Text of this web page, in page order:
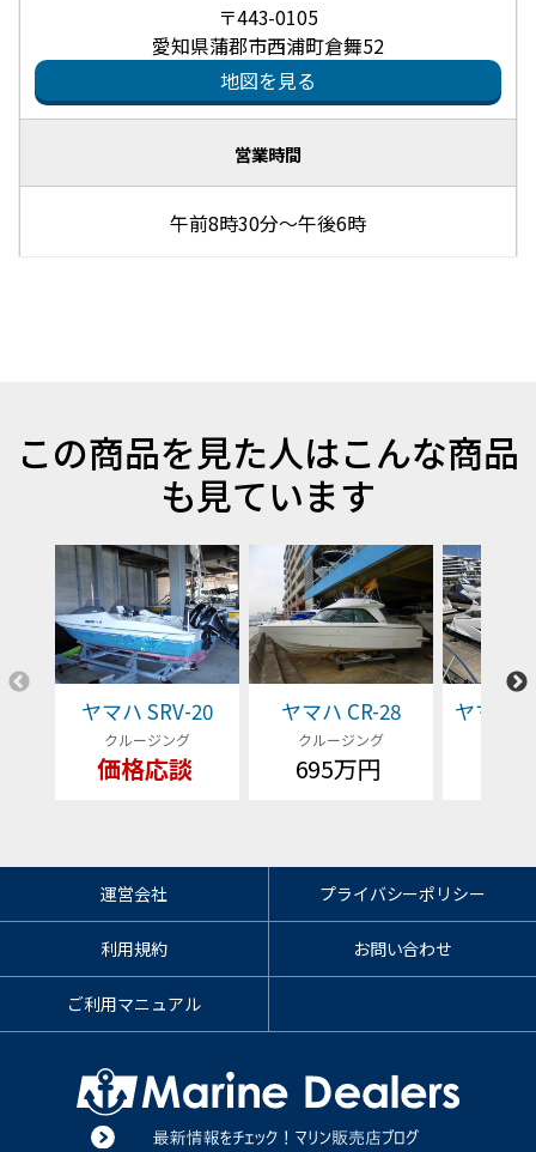
〒443-0105
愛知県蒲郡市西浦町倉舞52
地図を見る
営業時間
午前8時30分～午後6時
この商品を見た人はこんな商品
も見ています
ヤマハ SRV-20
クルージング
価格応談
ヤマハ CR-28
クルージング
695万円
ヤマハ
運営会社 プライバシーポリシー
利用規約 お問い合わせ
ご利用マニュアル